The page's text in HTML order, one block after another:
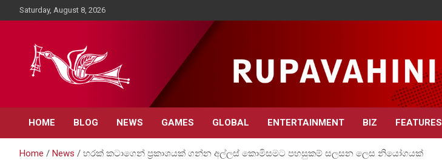
to
Saturday, August 8, 2026
Rupavahini News
HOME BLOG NEWS GAMES GLOBAL ENTERTAINMENT BIZ FEATURES
Home News හරක් කටාගෙන් ප්‍රකාශයක් ගන්න අල්ලස් කොමිසමට පහසුකම් සලසන ලෙස නියෝගයක්